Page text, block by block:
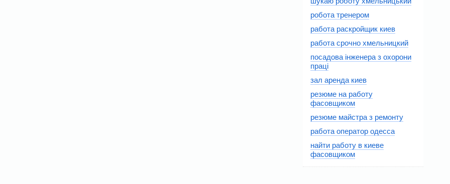
робота тренером
работа раскройщик киев
работа срочно хмельницкий
посадова інженера з охорони
праці
зал аренда киев
резюме на работу
фасовщиком
резюме майстра з ремонту
работа оператор одесса
найти работу в киеве
фасовщиком